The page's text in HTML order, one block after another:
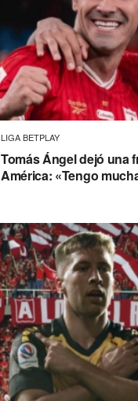
LIGA BETPLAY
Tomás Ángel dejó una
América: «Tengo